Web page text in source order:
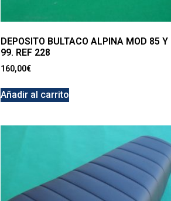
DEPOSITO BULTACO ALPINA MOD 85 Y
99. REF 228
160,00€
Añadir al carrito